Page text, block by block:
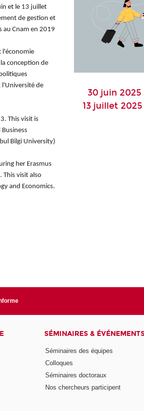
et le 13 juillet
de gestion et
au Cnam en 2019
l'économie
conception de
l'Université de
This visit is
Bilgi University)
her Erasmus
This visit also
and Economics.
30 juin 2025
13 juillet
SÉMINAIRES &
Séminaires des équipes
Colloques
Séminaires doctoraux
Nos chercheurs participent